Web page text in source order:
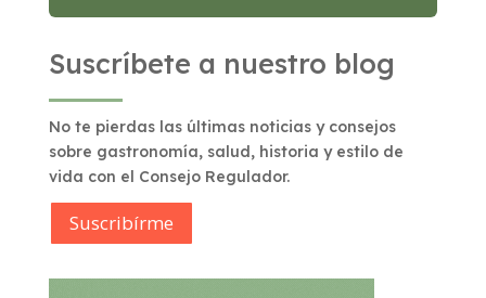
Suscríbete a nuestro blog
No te pierdas las últimas noticias y consejos
sobre gastronomía, salud, historia y estilo de
vida con el Consejo Regulador.
Suscribírme